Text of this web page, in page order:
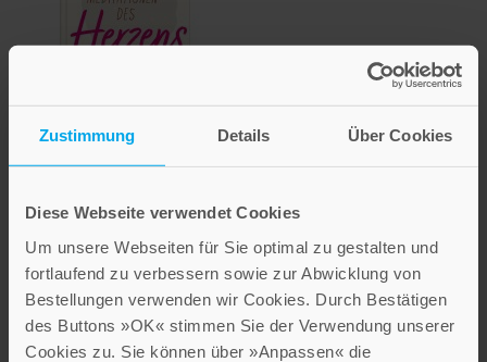
Zustimmung Details Über Cookies
Diese Webseite verwendet Cookies
Um unsere Webseiten für Sie optimal zu gestalten und
fortlaufend zu verbessern sowie zur Abwicklung von
Bestellungen verwenden wir Cookies. Durch Bestätigen
des Buttons »OK« stimmen Sie der Verwendung unserer
Cookies zu. Sie können über »Anpassen« die
Meditationen des
12,00 €
Inkl. 7% MwSt. ,exkl. Versandkosten